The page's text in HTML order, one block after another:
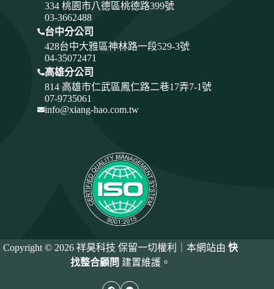
334 桃園市八德區桃德路399號
03-3662488
台中分公司
428台中大雅區神林路一段529-3號
04-35072471
高雄分公司
814 高雄市仁武區鳳仁路二巷17弄7-1號
07-9735061
info@xiang-hao.com.tw
Copyright © 2026 祥昊科技 保留一切權利｜本網站由快
找整合顧問 建置維護。